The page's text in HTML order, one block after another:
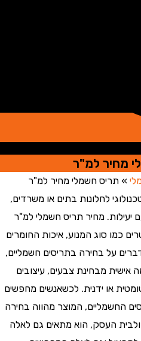
למ"ר
תריס חשמלי מחיר למ"ר
לחלונות בתים או משרדים,
מחיר תריס חשמלי למ"ר
סוג המנוע, איכות החומרים
בחירה בתריסים חשמליים,
מבחינת צבעים, עיצובים
או ידנית. לכשאנשים מחפשים
המוצר מהווה בחירה
הוא מתאים גם לאלה